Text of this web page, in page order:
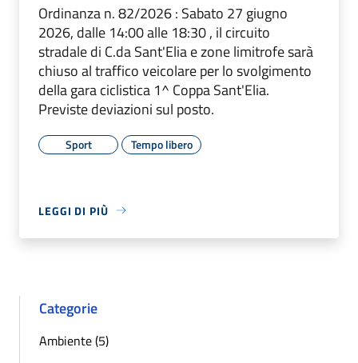
Ordinanza n. 82/2026 : Sabato 27 giugno
2026, dalle 14:00 alle 18:30 , il circuito
stradale di C.da Sant'Elia e zone limitrofe sarà
chiuso al traffico veicolare per lo svolgimento
della gara ciclistica 1^ Coppa Sant'Elia.
Previste deviazioni sul posto.
Sport Tempo libero
LEGGI DI PIÙ
Categorie
Ambiente (5)